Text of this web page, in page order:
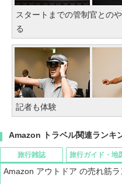
スタートまでの管制官との
る
記者も体験
Amazon トラベル関連ランキ
旅行雑誌 旅行ガイド・地
Amazon アウトドア の売れ筋